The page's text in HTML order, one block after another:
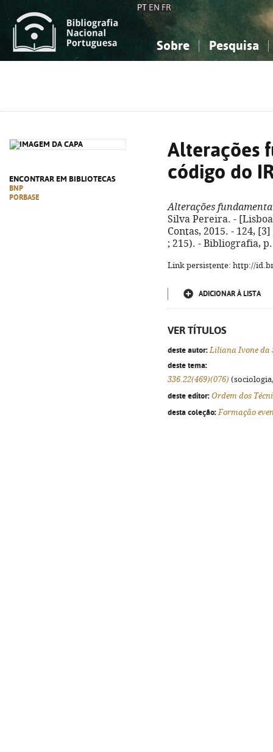
PT EN FR
Sobre Pesquisa
ENCONTRAR EM BIBLIOTECAS
BNP
PORBASE
Alterações
código do
Alterações
Silva Pereira. -
Contas, 2015. - 124,
; 215). - Bibliografia,
Link persistente: http://
ADICIONAR À LISTA
VER TÍTULOS
deste autor: Liliana Ivone da
deste tema:
336.22(469)(076)
deste editor: Ordem dos
desta coleção: Formação